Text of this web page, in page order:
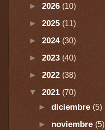
► 2026 (10)
► 2025 (11)
► 2024 (30)
► 2023 (40)
► 2022 (38)
▼ 2021 (70)
►diciembre (5)
► noviembre (5)